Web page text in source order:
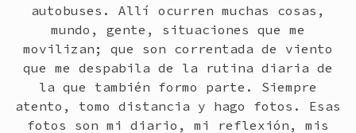
autobuses. Allí ocurren muchas cosas,
mundo, gente, situaciones que me
movilizan; que son correntada de viento
que me despabila de la rutina diaria de
la que también formo parte. Siempre
atento, tomo distancia y hago fotos. Esas
fotos son mi diario, mi reflexión, mis